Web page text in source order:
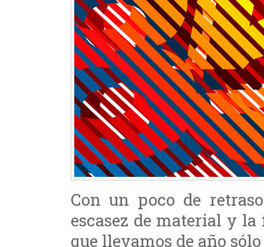
Con un poco de
escasez de material y
que llevamos de año